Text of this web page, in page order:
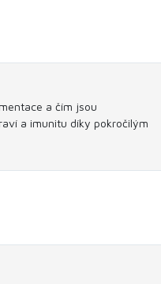
a čím jsou
a imunitu díky pokročilým